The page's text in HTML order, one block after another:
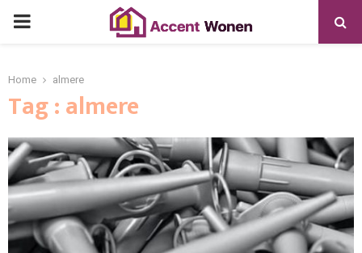
PRIMARY
Home almere
Tag : almere